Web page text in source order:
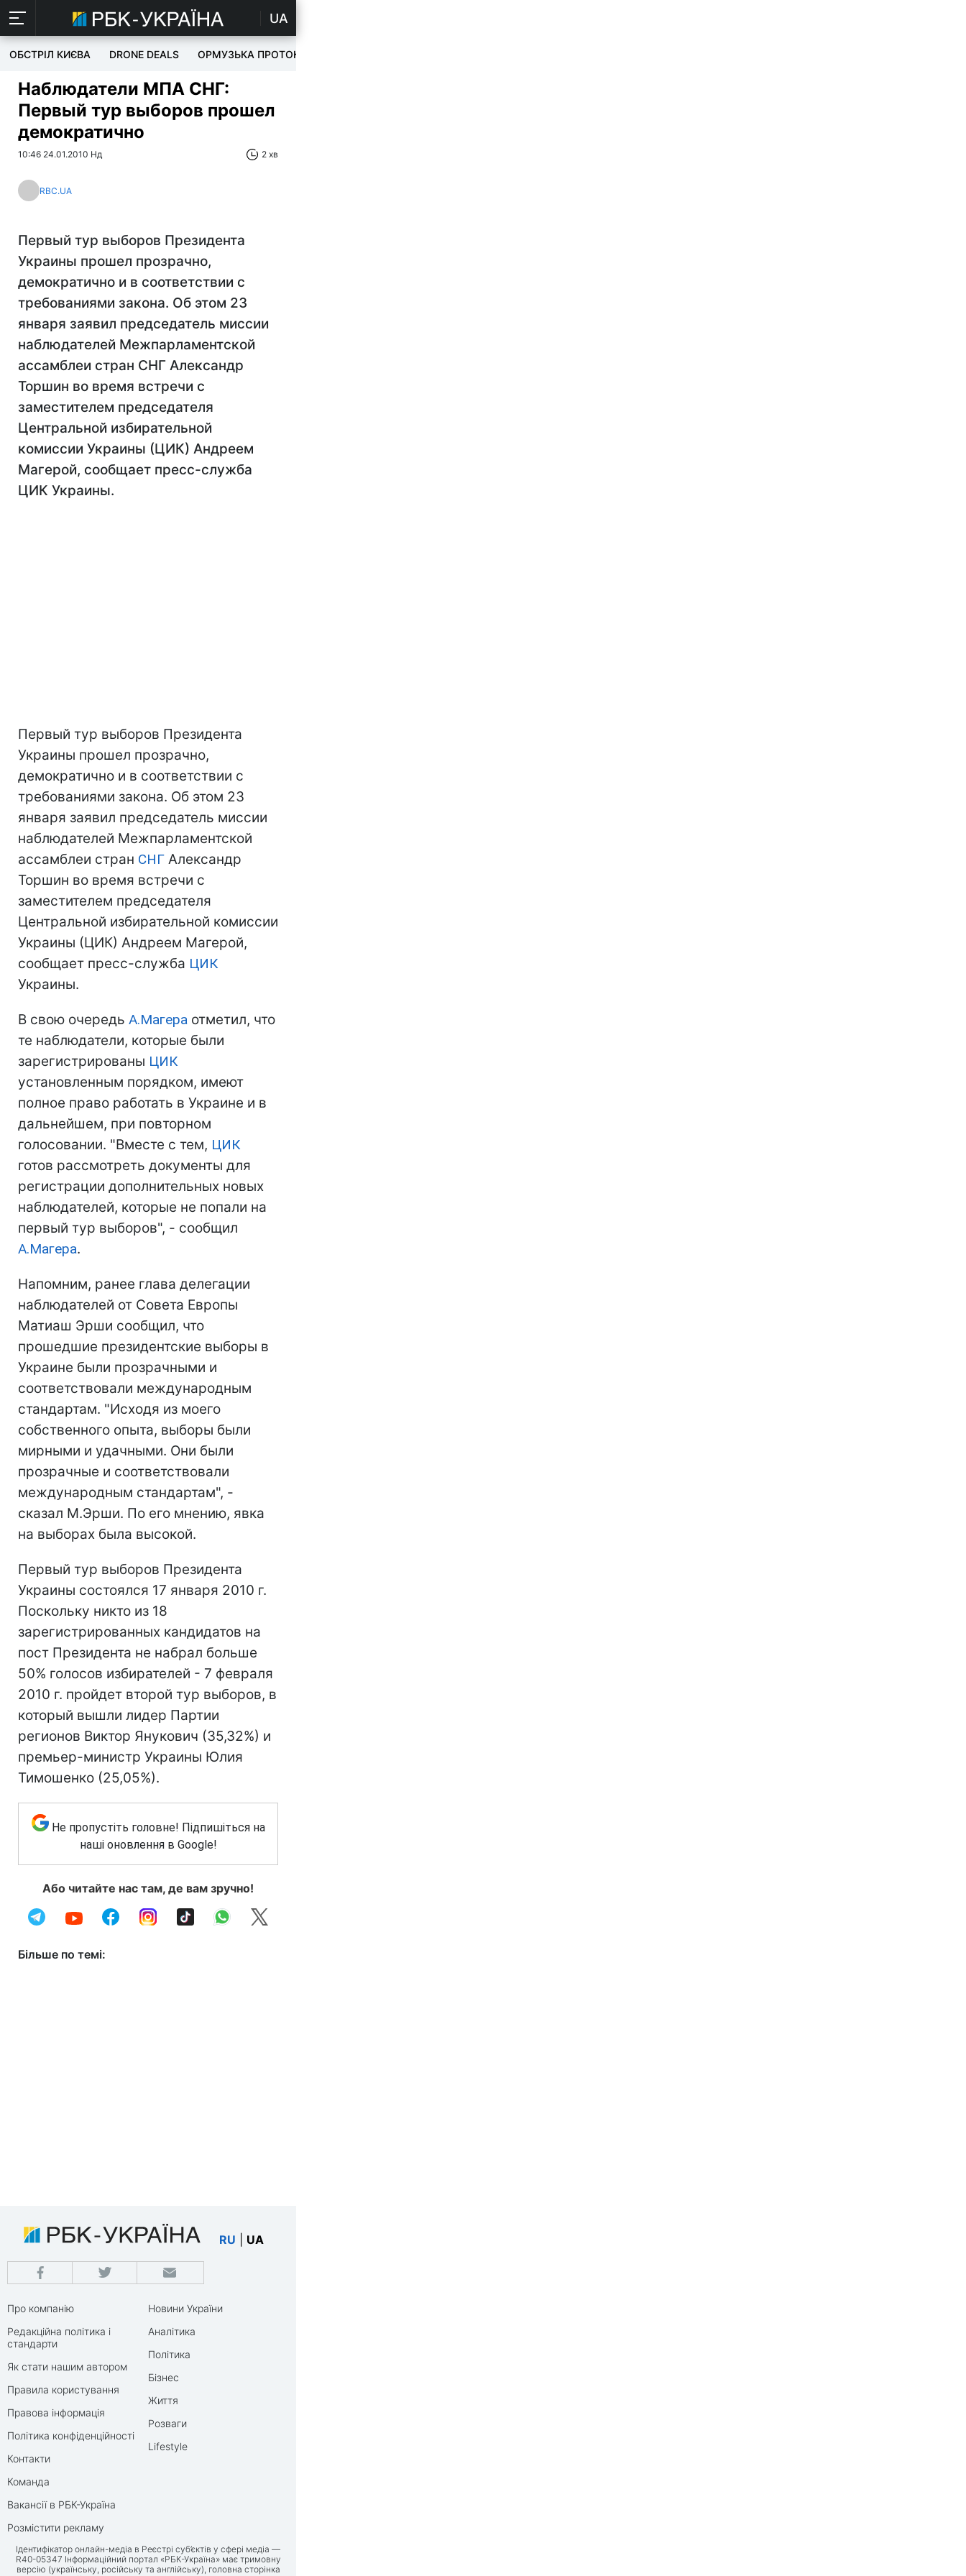
UA
ОБСТРІЛ КИЄВА DRONE DEALS ОРМУЗЬКА ПРОТОКА
Наблюдатели МПА СНГ:
Первый тур выборов прошел
демократично
10:46 24.01.2010 Нд 2 хв
RBC.UA
Первый тур выборов Президента
Украины прошел прозрачно,
демократично и в соответствии с
требованиями закона. Об этом 23
января заявил председатель миссии
наблюдателей Межпарламентской
ассамблеи стран СНГ Александр
Торшин во время встречи с
заместителем председателя
Центральной избирательной
комиссии Украины (ЦИК) Андреем
Магерой, сообщает пресс-служба
ЦИК Украины.
Первый тур выборов Президента
Украины прошел прозрачно,
демократично и в соответствии с
требованиями закона. Об этом 23
января заявил председатель миссии
наблюдателей Межпарламентской
ассамблеи стран СНГ Александр
Торшин во время встречи с
заместителем председателя
Центральной избирательной комиссии
Украины (ЦИК) Андреем Магерой,
сообщает пресс-служба ЦИК
Украины.
В свою очередь А.Магера отметил, что
те наблюдатели, которые были
зарегистрированы ЦИК
установленным порядком, имеют
полное право работать в Украине и в
дальнейшем, при повторном
голосовании. "Вместе с тем, ЦИК
готов рассмотреть документы для
регистрации дополнительных новых
наблюдателей, которые не попали на
первый тур выборов", - сообщил
А.Магера.
Напомним, ранее глава делегации
наблюдателей от Совета Европы
Матиаш Эрши сообщил, что
прошедшие президентские выборы в
Украине были прозрачными и
соответствовали международным
стандартам. "Исходя из моего
собственного опыта, выборы были
мирными и удачными. Они были
прозрачные и соответствовали
международным стандартам", -
сказал М.Эрши. По его мнению, явка
на выборах была высокой.
Первый тур выборов Президента
Украины состоялся 17 января 2010 г.
Поскольку никто из 18
зарегистрированных кандидатов на
пост Президента не набрал больше
50% голосов избирателей - 7 февраля
2010 г. пройдет второй тур выборов, в
который вышли лидер Партии
регионов Виктор Янукович (35,32%) и
премьер-министр Украины Юлия
Тимошенко (25,05%).
Не пропустіть головне! Підпишіться на
наші оновлення в Google!
Або читайте нас там, де вам зручно!
Більше по темі:
RU UA
Про компанію
Редакційна політика і
стандарти
Як стати нашим автором
Правила користування
Правова інформація
Політика конфіденційності
Контакти
Команда
Вакансії в РБК-Україна
Розмістити рекламу
Новини України
Аналітика
Політика
Бізнес
Життя
Розваги
Lifestyle
Ідентифікатор онлайн-медіа в Реєстрі суб’єктів у сфері медіа —
R40-05347 Інформаційний портал «РБК-Україна» має тримовну
версію (українську, російську та англійську), головна сторінка